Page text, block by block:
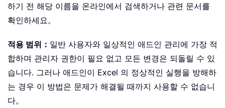
하기 전 해당 이름을 온라인에서 검색하거나 관련 문서를
확인하세요。
적용 범위： 일반 사용자와 일상적인 애드인 관리에 가장 적
합하며 관리자 권한이 필요 없고 모든 변경은 되돌릴 수 있
습니다. 그러나 애드인이 Excel 의 정상적인 실행을 방해하
는 경우 이 방법은 문제가 해결될 때까지 사용할 수 없습니
다。